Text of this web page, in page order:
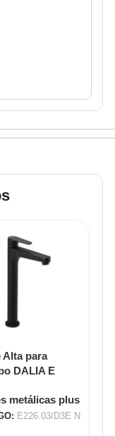
Alta para
DALIA E
metálicas plus
E226.03/D3E N